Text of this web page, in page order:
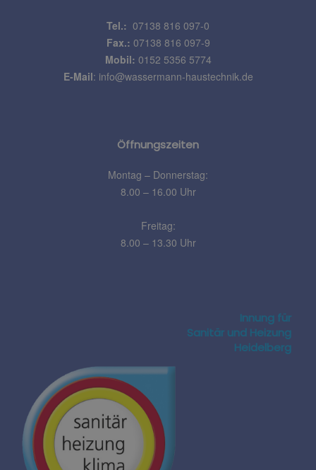
Tel.: 07138 816 097-0
Fax.: 07138 816 097-9
Mobil: 0152 5356 5774
E-Mail: info@wassermann-haustechnik.de
Öffnungszeiten
Montag – Donnerstag:
8.00 – 16.00 Uhr
Freitag:
8.00 – 13.30 Uhr
Innung für
Sanitär und Heizung
Heidelberg